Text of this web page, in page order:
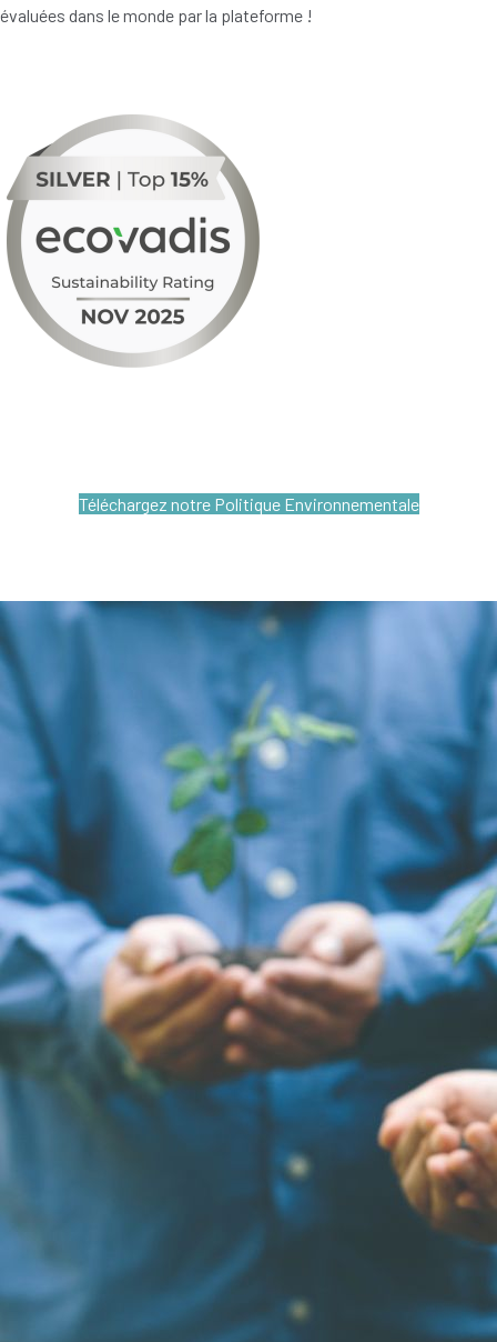
évaluées dans le monde par la plateforme !
Téléchargez notre Politique Environnementale